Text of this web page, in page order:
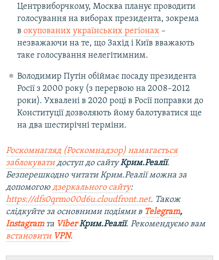
Центрвиборчкому, Москва планує проводити
голосування на виборах президента, зокрема
в окупованих українських регіонах–
незважаючи на те, що Захід і Київ вважають
таке голосування нелегітимним.
Володимир Путін обіймає посаду президента
Росії з 2000 року (з перервою на 2008–2012
роки). Ухвалені в 2020 році в Росії поправки до
Конституції дозволяють йому балотуватися ще
на два шестирічні терміни.
Роскомнагляд (Роскомнадзор) намагається
заблокуватидоступ до сайтуКрим.Реалії.
Безперешкодно читати Крим.Реалії можна за
допомогою дзеркального сайту:
https://dfs0qrmo00d6u.cloudfront.net. Також
слідкуйте за основними подіями в Telegram,
Instagramта ViberКрим.Реалії. Рекомендуємо вам
встановити VPN.